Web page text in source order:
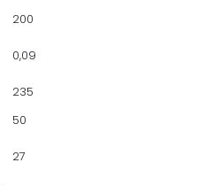
200
0,09
235
50
27